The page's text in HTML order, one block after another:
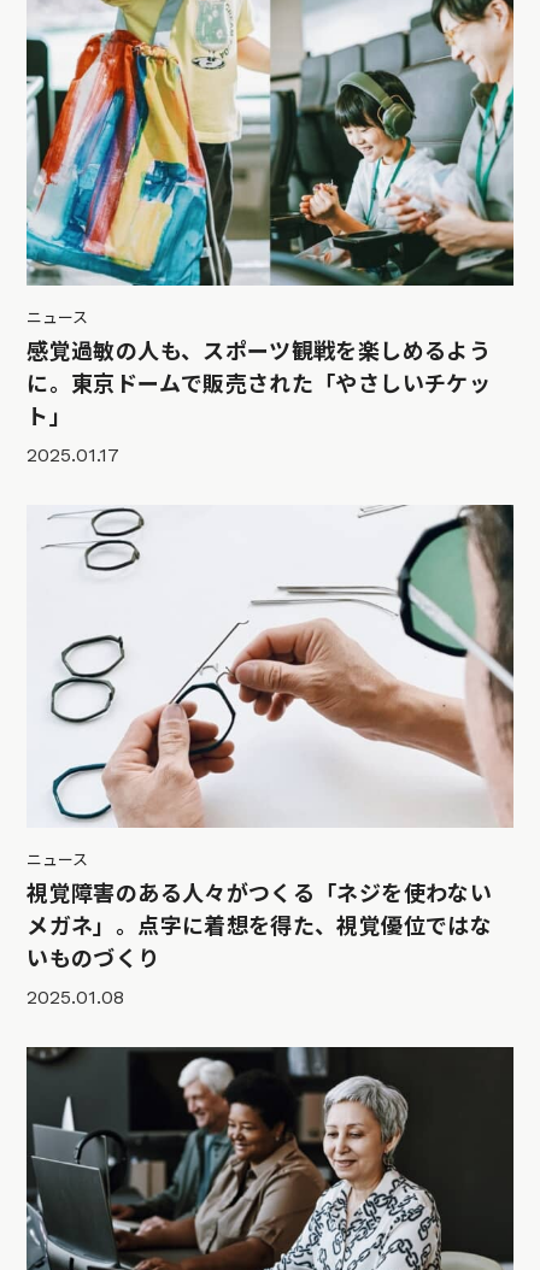
ニュース
感覚過敏の人も、スポーツ観戦を楽しめるよう
に。東京ドームで販売された「やさしいチケッ
ト」
2025.01.17
ニュース
視覚障害のある人々がつくる「ネジを使わない
メガネ」。点字に着想を得た、視覚優位ではな
いものづくり
2025.01.08